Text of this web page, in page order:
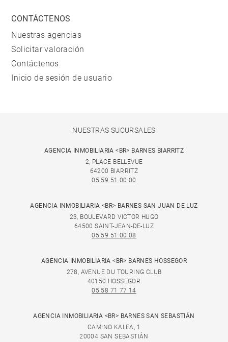
CONTÁCTENOS
Nuestras agencias
Solicitar valoración
Contáctenos
Inicio de sesión de usuario
NUESTRAS SUCURSALES
AGENCIA INMOBILIARIA <BR> BARNES BIARRITZ
2, PLACE BELLEVUE
64200 BIARRITZ
05 59 51 00 00
AGENCIA INMOBILIARIA <BR> BARNES SAN JUAN DE LUZ
23, BOULEVARD VICTOR HUGO
64500 SAINT-JEAN-DE-LUZ
05 59 51 00 08
AGENCIA INMOBILIARIA <BR> BARNES HOSSEGOR
278, AVENUE DU TOURING CLUB
40150 HOSSEGOR
05 58 71 77 14
AGENCIA INMOBILIARIA <BR> BARNES SAN SEBASTIÁN
CAMINO KALEA, 1
20004 SAN SEBASTIÁN